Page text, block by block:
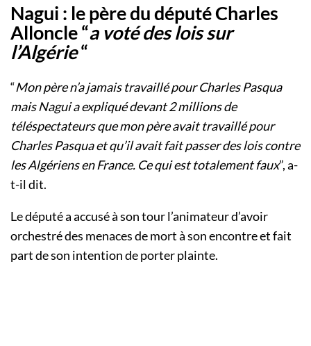
Nagui : le père du député Charles
Alloncle “a voté des lois sur
l’Algérie“
“Mon père n’a jamais travaillé pour Charles Pasqua
mais Nagui a expliqué devant 2 millions de
téléspectateurs que mon père avait travaillé pour
Charles Pasqua et qu’il avait fait passer des lois contre
les Algériens en France. Ce qui est totalement faux”, a-
t-il dit.
Le député a accusé à son tour l’animateur d’avoir
orchestré des menaces de mort à son encontre et fait
part de son intention de porter plainte.